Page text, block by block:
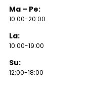
Ma – Pe:
10:00-20:00
La:
10:00-19:00
Su:
12:00-18:00